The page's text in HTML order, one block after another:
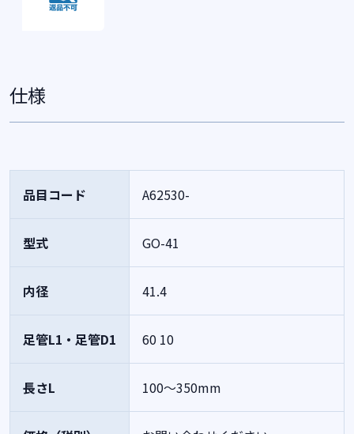
仕様
品目コード A62530-
型式 GO-41
内径 41.4
足管L1・足管D1 60 10
長さL 100～350mm